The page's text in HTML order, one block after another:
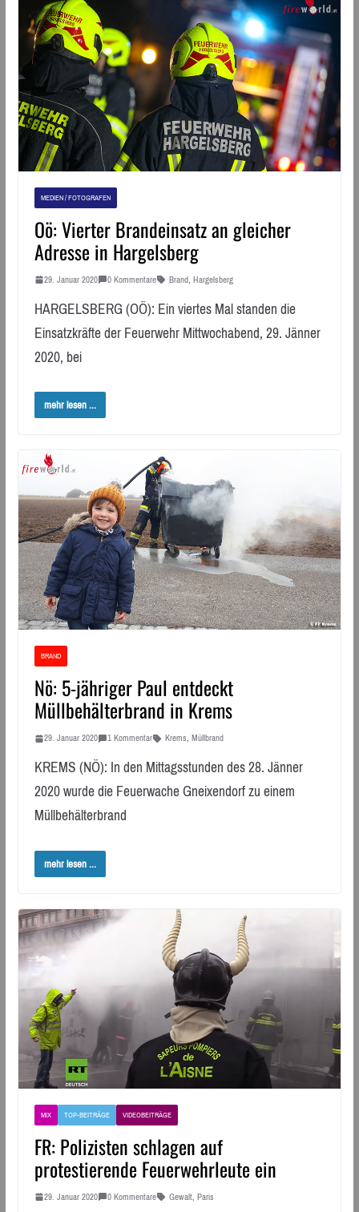
MEDIEN / FOTOGRAFEN
Oö: Vierter Brandeinsatz an gleicher
Adresse in Hargelsberg
29. Januar 2020 0 Kommentare Brand, Hargelsberg
HARGELSBERG (OÖ): Ein viertes Mal standen die
Einsatzkräfte der Feuerwehr Mittwochabend, 29. Jänner
2020, bei
mehr lesen ...
BRAND
Nö: 5-jähriger Paul entdeckt
Müllbehälterbrand in Krems
29. Januar 2020 1 Kommentar Krems, Müllbrand
KREMS (NÖ): In den Mittagsstunden des 28. Jänner
2020 wurde die Feuerwache Gneixendorf zu einem
Müllbehälterbrand
mehr lesen ...
MIX TOP-BEITRÄGE VIDEOBEITRÄGE
FR: Polizisten schlagen auf
protestierende Feuerwehrleute ein
29. Januar 2020 0 Kommentare Gewalt, Paris